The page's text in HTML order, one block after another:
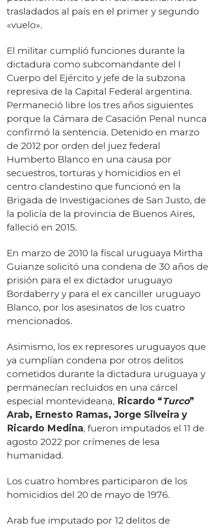
trasladados al país en el primer y segundo
«vuelo».
El militar cumplió funciones durante la
dictadura como subcomandante del I
Cuerpo del Ejército y jefe de la subzona
represiva de la Capital Federal argentina.
Permaneció libre los tres años siguientes
porque la Cámara de Casación Penal nunca
confirmó la sentencia. Detenido en marzo
de 2012 por orden del juez federal
Humberto Blanco en una causa por
secuestros, torturas y homicidios en el
centro clandestino que funcionó en la
Brigada de Investigaciones de San Justo, de
la policía de la provincia de Buenos Aires,
falleció en 2015.
En marzo de 2010 la fiscal uruguaya Mirtha
Guianze solicitó una condena de 30 años de
prisión para el ex dictador uruguayo
Bordaberry y para el ex canciller uruguayo
Blanco, por los asesinatos de los cuatro
mencionados.
Asimismo, los ex represores uruguayos que
ya cumplían condena por otros delitos
cometidos durante la dictadura uruguaya y
permanecían recluidos en una cárcel
especial montevideana, Ricardo “Turco”
Arab, Ernesto Ramas, Jorge Silveira y
Ricardo Medina, fueron imputados el 11 de
agosto 2022 por crímenes de lesa
humanidad.
Los cuatro hombres participaron de los
homicidios del 20 de mayo de 1976.
Arab fue imputado por 12 delitos de